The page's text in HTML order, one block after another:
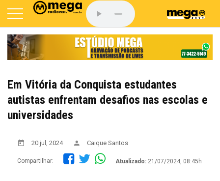
Em Vitória da Conquista estudantes
autistas enfrentam desafios nas escolas e
universidades
20 jul, 2024 Caique Santos
Compartilhar: Atualizado: 21/07/2024, 08:45h